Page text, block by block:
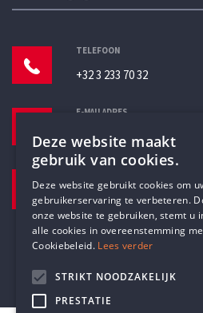
TELEFOON
+32 3 233 70 32
E-MAILADRES
Pottenbrug 4
Antwerpen, 2000
Deze website maakt
gebruik van cookies.
Deze website gebruikt cookies om
gebruikerservaring te verbeteren.
onze website te gebruiken, stemt u
alle cookies in overeenstemming
Cookiebeleid. Lees verder
STRIKT NOODZAKELIJK
PRESTATIE